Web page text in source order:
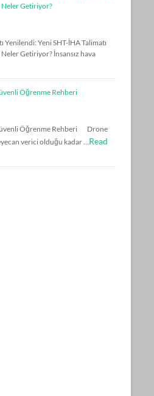
Neler Getiriyor?
Yenilendi: Yeni SHT-İHA Talimatı
Getiriyor? İnsansız hava
Öğrenme Rehberi
Öğrenme Rehberi Drone
verici olduğu kadar …Read